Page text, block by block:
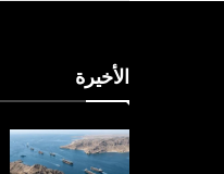
الأخيرة